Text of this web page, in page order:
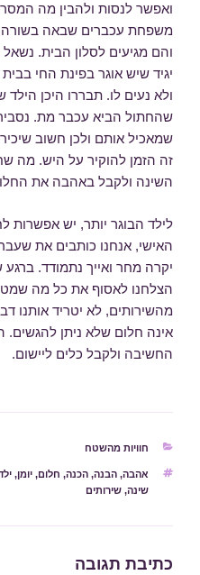
ואפשר לנסות ולהבין מה
משפחת עכברים שבאה בשורה
והם מגיעים לסלון הבית.
יגיד שיש אוגר בפינת החי
ולא נעים לו. תבררו היכן
שהחתול הביא עכבר מת.
שמאכיל אותם ולכן חשוב
זה הזמן להוקיר על היש. מה
השינה ולקבל באהבה את
לילד הבוגר יותר, יש אפשרות
האישי, אנחנו כותבים את
יקרה מחר ואייך נתמודד.
הצלחנו לאסוף את כל מה
מהשירותים, לא יטריד אותנו
אינה חלום שלא ניתן להגשים.
החשיבה ולקבל כלים ליישום.
קטגוריות
חוויות מהשטח
תגיות
אהבה,הבנה,הכנה, חלום,יומן,
שינה,שירותים
כתיבת תגובה